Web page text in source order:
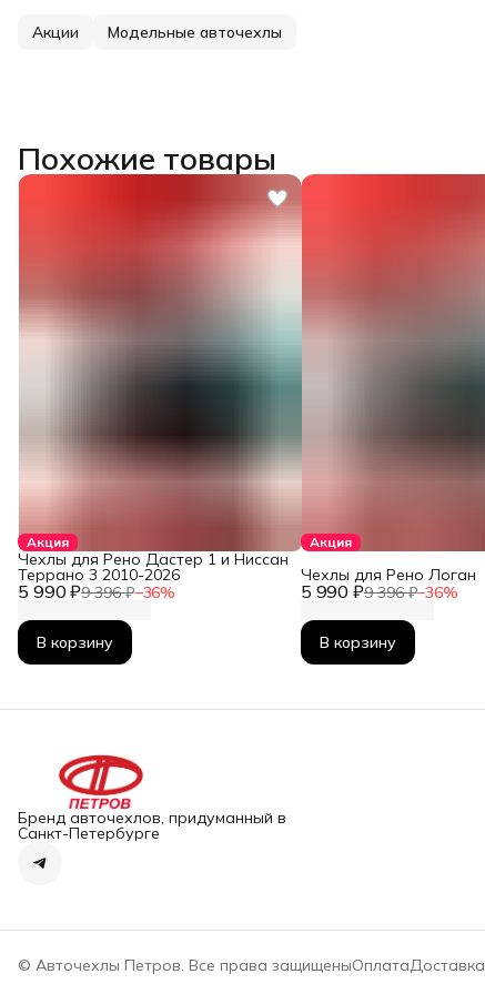
Акции Модельные авточехлы
Похожие товары
Акция
5 990 ₽9 396 ₽−36%
Чехлы для Рено Дастер 1 и Ниссан
Террано 3 2010-2026
В корзину
Акция
5 990 ₽9 396 ₽−36%
Чехлы для Рено Логан
В корзину
Бренд авточехлов, придуманный в
Санкт-Петербурге
© Авточехлы Петров. Все права защищеныОплатаДоставка